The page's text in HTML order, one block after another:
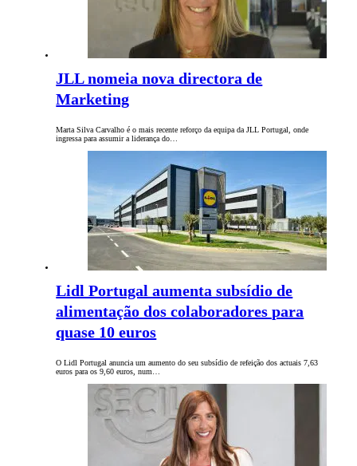
JLL nomeia nova directora de
Marketing
Marta Silva Carvalho é o mais recente reforço da equipa da JLL Portugal, onde
ingressa para assumir a liderança do…
Lidl Portugal aumenta subsídio de
alimentação dos colaboradores para
quase 10 euros
O Lidl Portugal anuncia um aumento do seu subsídio de refeição dos actuais 7,63
euros para os 9,60 euros, num…